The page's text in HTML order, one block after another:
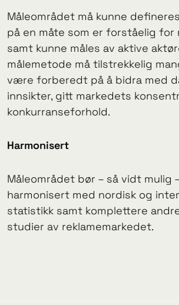
Måleområdet må kunne
på en måte som er forståelig for
samt kunne måles av aktive
målemetode må tilstrekkelig
være forberedt på å bidra med
innsikter, gitt markedets
konkurranseforhold.
Harmonisert
Måleområdet bør – så vidt mulig
harmonisert med nordisk og
statistikk samt komplettere
studier av reklamemarkedet.